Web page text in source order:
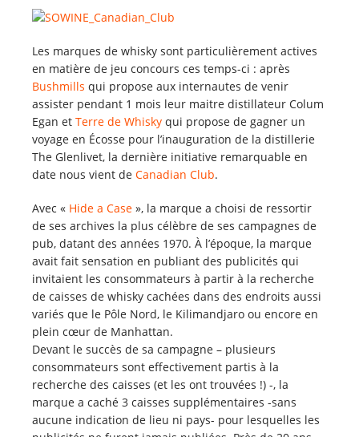
Les marques de whisky sont particulièrement actives
en matière de jeu concours ces temps-ci : après
Bushmills qui propose aux internautes de venir
assister pendant 1 mois leur maitre distillateur Colum
Egan et Terre de Whisky qui propose de gagner un
voyage en Écosse pour l’inauguration de la distillerie
The Glenlivet, la dernière initiative remarquable en
date nous vient de Canadian Club.
Avec « Hide a Case », la marque a choisi de ressortir
de ses archives la plus célèbre de ses campagnes de
pub, datant des années 1970. À l’époque, la marque
avait fait sensation en publiant des publicités qui
invitaient les consommateurs à partir à la recherche
de caisses de whisky cachées dans des endroits aussi
variés que le Pôle Nord, le Kilimandjaro ou encore en
plein cœur de Manhattan.
Devant le succès de sa campagne – plusieurs
consommateurs sont effectivement partis à la
recherche des caisses (et les ont trouvées !) -, la
marque a caché 3 caisses supplémentaires -sans
aucune indication de lieu ni pays- pour lesquelles les